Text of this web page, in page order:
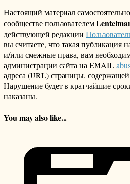
Настоящий материал
сообществе пользователем
действующей редакции
вы считаете, что такая публикация
и/или смежные права, вам
администрации сайта на EMAIL
адреса (URL) страницы,
Нарушение будет в кратчайшие
наказаны.
You may also like...